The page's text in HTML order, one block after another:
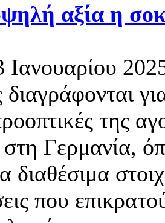
αξία η
διαγράφονται
της
Γερμανία,
διαθέσιμα
που